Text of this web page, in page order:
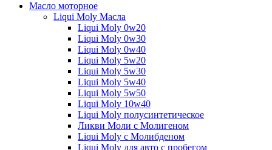
Масло моторное
Liqui Moly Масла
Liqui Moly 0w20
Liqui Moly 0w30
Liqui Moly 0w40
Liqui Moly 5w20
Liqui Moly 5w30
Liqui Moly 5w40
Liqui Moly 5w50
Liqui Moly 10w40
Liqui Moly полусинтетическое
Ликви Моли с Молигеном
Liqui Moly с Молибденом
Liqui Moly для авто с пробегом